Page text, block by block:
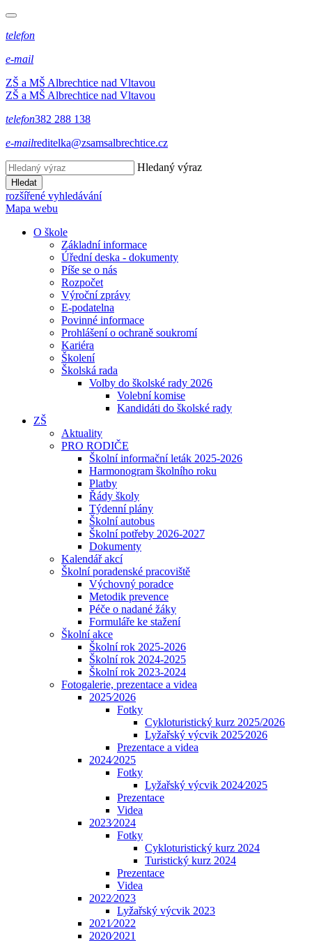
telefon
e-mail
ZŠ a MŠ Albrechtice nad Vltavou
ZŠ a MŠ Albrechtice nad Vltavou
telefon382 288 138
e-mailreditelka@zsamsalbrechtice.cz
Hledaný výraz
Hledat
rozšířené vyhledávání
Mapa webu
O škole
Základní informace
Úřední deska - dokumenty
Píše se o nás
Rozpočet
Výroční zprávy
E-podatelna
Povinné informace
Prohlášení o ochraně soukromí
Kariéra
Školení
Školská rada
Volby do školské rady 2026
Volební komise
Kandidáti do školské rady
ZŠ
Aktuality
PRO RODIČE
Školní informační leták 2025-2026
Harmonogram školního roku
Platby
Řády školy
Týdenní plány
Školní autobus
Školní potřeby 2026-2027
Dokumenty
Kalendář akcí
Školní poradenské pracoviště
Výchovný poradce
Metodik prevence
Péče o nadané žáky
Formuláře ke stažení
Školní akce
Školní rok 2025-2026
Školní rok 2024-2025
Školní rok 2023-2024
Fotogalerie, prezentace a videa
2025⁄2026
Fotky
Cykloturistický kurz 2025/2026
Lyžařský výcvik 2025⁄2026
Prezentace a videa
2024⁄2025
Fotky
Lyžařský výcvik 2024⁄2025
Prezentace
Videa
2023⁄2024
Fotky
Cykloturistický kurz 2024
Turistický kurz 2024
Prezentace
Videa
2022⁄2023
Lyžařský výcvik 2023
2021⁄2022
2020⁄2021